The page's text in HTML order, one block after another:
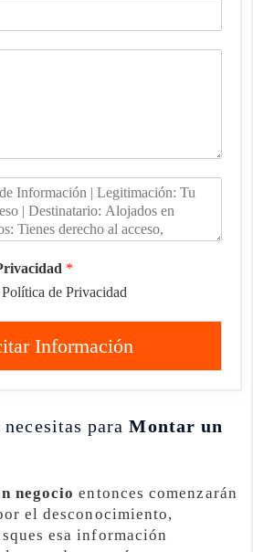
*
de Privacidad
Información
necesitas paraMontar un
negocio entonces comenzarán
el desconocimiento,
esa información